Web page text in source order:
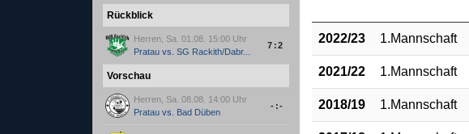
Rückblick
Herren, Sa. 01.08. 15:00 Uhr
Pratauvs. SG Rackith/Dabr...
7:2
Vorschau
Herren, Sa. 08.08. 14:00 Uhr
Pratauvs. Bad Düben
-:-
2022/23 1.Mannschaft
2021/22 1.Mannschaft
2018/19 1.Mannschaft